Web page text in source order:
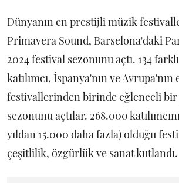
Dünyanın en prestijli müzik
Primavera Sound, Barselona'daki
2024 festival sezonunu açtı. 134
katılımcı, İspanya'nın ve Avrupa'nın
festivallerinden birinde eğlenceli bir
sezonunu açtılar. 268.000
yıldan 15.000 daha fazla) olduğu
çeşitlilik, özgürlük ve sanat kutlandı.